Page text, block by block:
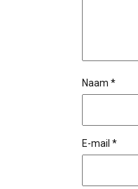
Naam *
E-mail *